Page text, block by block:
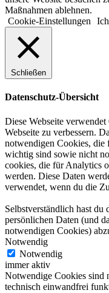
Maßnahmen ablehnen.
Cookie-Einstellungen
Schließen
Datenschutz-Übersicht
Diese Webseite
Webseite zu verbessern.
notwendigen Cookies, die
wichtig sind sowie nicht
cookies, die für Analytics
werden. Diese Daten
verwendet, wenn du die
Selbstverständlich hast
persönlichen Daten (und
notwendigen Cookies)
Notwendig
Notwendig
immer aktiv
Notwendige Cookies sind
technisch einwandfrei